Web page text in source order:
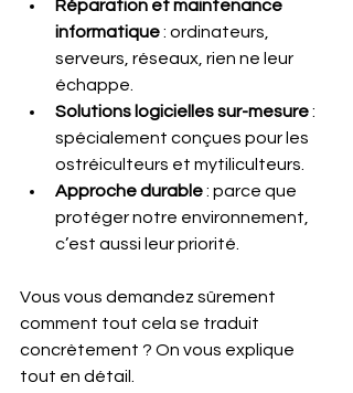
Réparation et maintenance
informatique : ordinateurs,
serveurs, réseaux, rien ne leur
échappe.
Solutions logicielles sur-mesure :
spécialement conçues pour les
ostréiculteurs et mytiliculteurs.
Approche durable : parce que
protéger notre environnement,
c’est aussi leur priorité.
Vous vous demandez sûrement
comment tout cela se traduit
concrètement ? On vous explique
tout en détail.